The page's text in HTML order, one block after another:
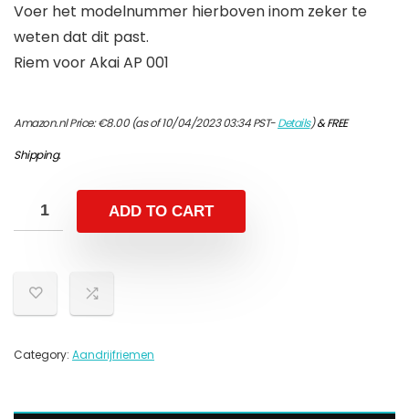
Voer het modelnummer hierboven inom zeker te
weten dat dit past.
Riem voor Akai AP 001
Amazon.nl Price:€8.00(as of 10/04/2023 03:34 PST-Details)&FREE
Shipping.
ADD TO CART
Category: Aandrijfriemen